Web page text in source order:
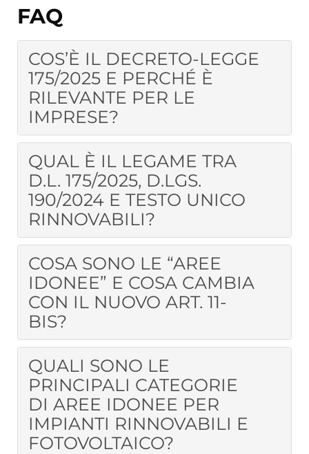
FAQ
COS’È IL DECRETO-LEGGE
175/2025 E PERCHÉ È
RILEVANTE PER LE
IMPRESE?
QUAL È IL LEGAME TRA
D.L. 175/2025, D.LGS.
190/2024 E TESTO UNICO
RINNOVABILI?
COSA SONO LE “AREE
IDONEE” E COSA CAMBIA
CON IL NUOVO ART. 11-
BIS?
QUALI SONO LE
PRINCIPALI CATEGORIE
DI AREE IDONEE PER
IMPIANTI RINNOVABILI E
FOTOVOLTAICO?